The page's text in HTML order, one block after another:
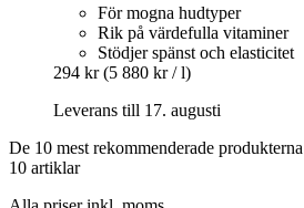
För mogna hudtyper
Rik på värdefulla vitaminer
Stödjer spänst och elasticitet
294 kr (5 880 kr / l)
Leverans till 17. augusti
De 10 mest rekommenderade
10 artiklar